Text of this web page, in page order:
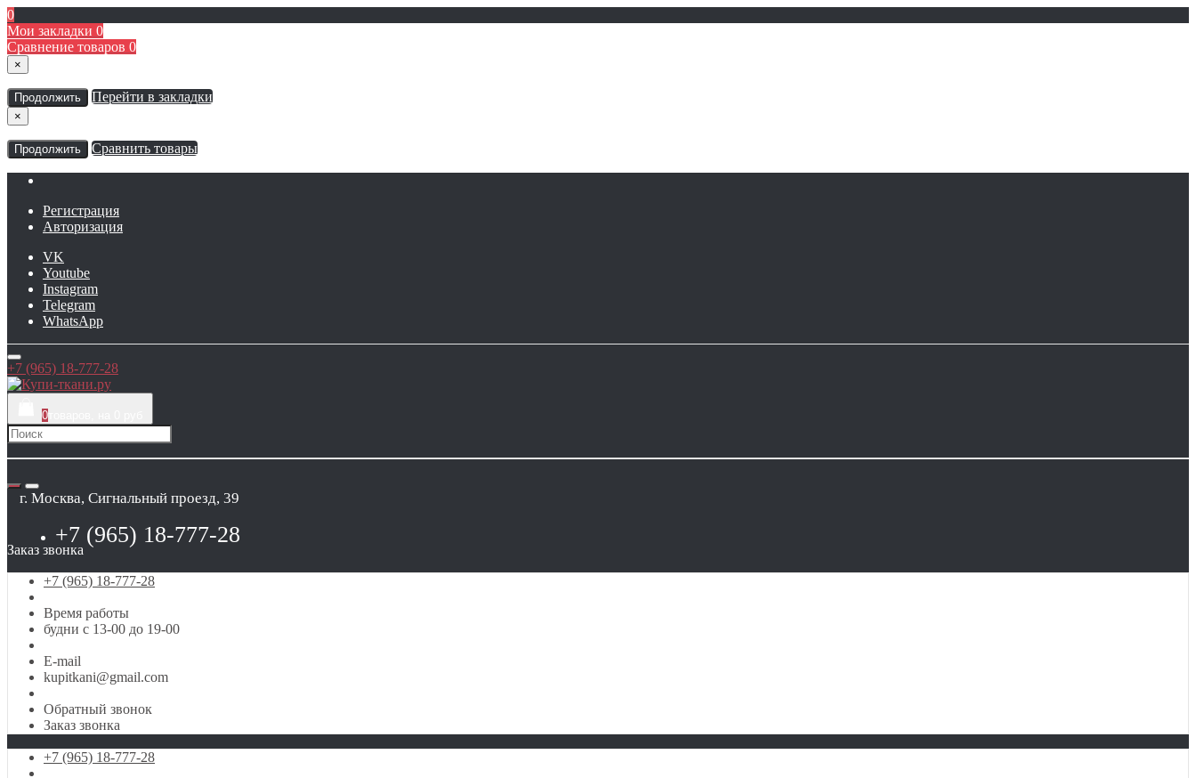
0
Мои закладки 0
Сравнение товаров 0
×
Продолжить Перейти в закладки
×
Продолжить Сравнить товары
Регистрация
Авторизация
VK
Youtube
Instagram
Telegram
WhatsApp
+7 (965) 18-777-28
0
г. Москва, Сигнальный проезд, 39
+7 (965) 18-777-28
Заказ звонка
+7 (965) 18-777-28
Время работы
будни с 13-00 до 19-00
E-mail
kupitkani@gmail.com
Обратный звонок
Заказ звонка
+7 (965) 18-777-28